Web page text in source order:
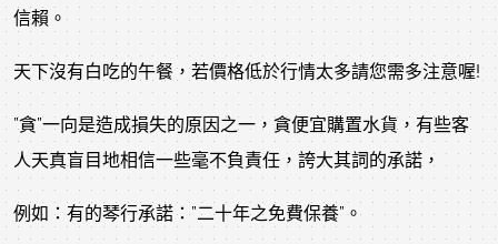
信賴。
天下沒有白吃的午餐，若價格低於行情太多請您需多注意喔!
”貪”一向是造成損失的原因之一，貪便宜購置水貨，有些客
人天真盲目地相信一些毫不負責任，誇大其詞的承諾，
例如：有的琴行承諾：”二十年之免費保養”。